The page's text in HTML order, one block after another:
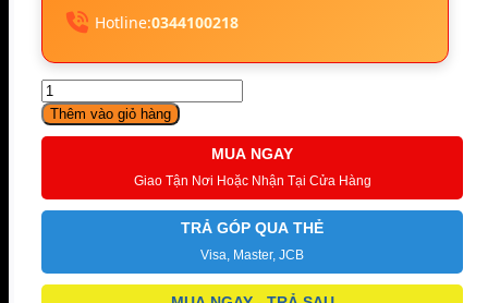
Hotline:0344100218
Trống
Điện
Giả
A71
số
Thêm vào giỏ hàng
MUA NGAY
Giao Tận Nơi Hoặc Nhận Tại Cửa Hàng
TRẢ GÓP QUA THẺ
Visa, Master, JCB